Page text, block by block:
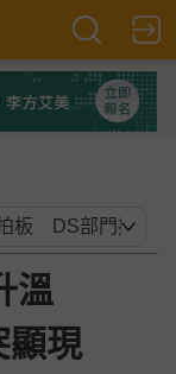
溫
顯現